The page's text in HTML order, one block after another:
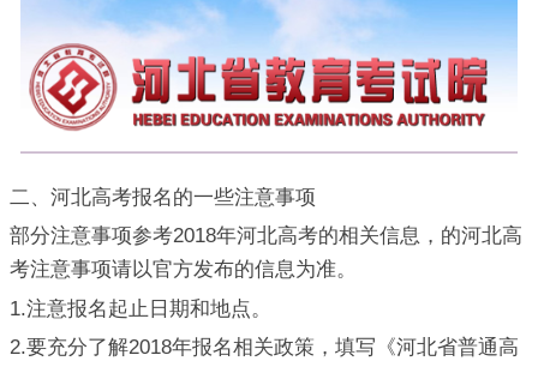
二、河北高考报名的一些注意事项
部分注意事项参考2018年河北高考的相关信息，的河北高
考注意事项请以官方发布的信息为准。
1.注意报名起止日期和地点。
2.要充分了解2018年报名相关政策，填写《河北省普通高